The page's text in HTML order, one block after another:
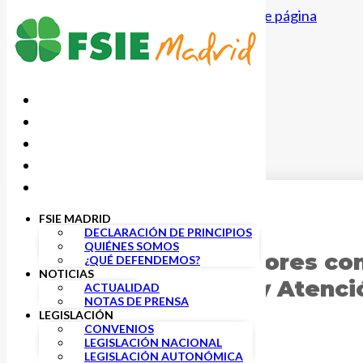
Saltar al contenido principal Saltar al pie de página
FSIE MADRID
DECLARACIÓN DE PRINCIPIOS
QUIÉNES SOMOS
¿QUÉ DEFENDEMOS?
NOTICIAS
ACTUALIDAD
NOTAS DE PRENSA
LEGISLACIÓN
CONVENIOS
LEGISLACIÓN NACIONAL
LEGISLACIÓN AUTONÓMICA
1 MAYO, 2024
FSIE reclama mejores
de la Enseñanza y